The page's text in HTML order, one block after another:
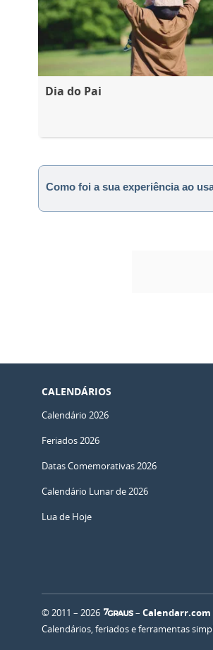
Dia do Pai
Como foi a sua experiência ao
CALENDÁRIOS
Calendário 2026
Feriados 2026
Datas Comemorativas 2026
Calendário Lunar de 2026
Lua de Hoje
© 2011 – 2026 – Calendarr.com
Calendários, feriados e ferramentas